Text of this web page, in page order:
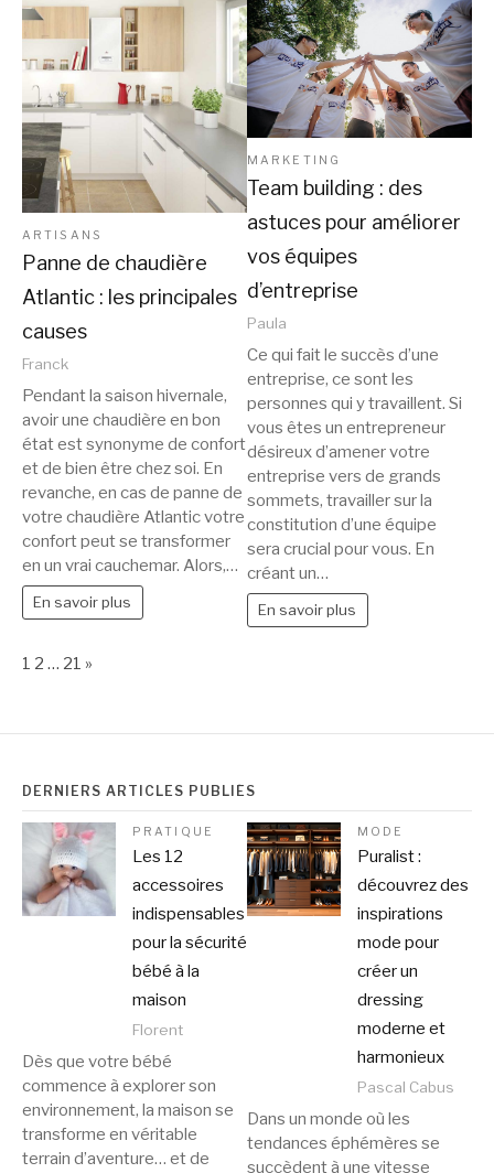
ARTISANS
Panne de chaudière
Atlantic : les principales
causes
Franck
Pendant la saison hivernale,
avoir une chaudière en bon
état est synonyme de confort
et de bien être chez soi. En
revanche, en cas de panne de
votre chaudière Atlantic votre
confort peut se transformer
en un vrai cauchemar. Alors,…
En savoir plus
MARKETING
Team building : des
astuces pour améliorer
vos équipes
d’entreprise
Paula
Ce qui fait le succès d’une
entreprise, ce sont les
personnes qui y travaillent. Si
vous êtes un entrepreneur
désireux d’amener votre
entreprise vers de grands
sommets, travailler sur la
constitution d’une équipe
sera crucial pour vous. En
créant un…
En savoir plus
Page:
1 2 … 21 Next
»
DERNIERS ARTICLES PUBLIÉS
PRATIQUE
Les 12
accessoires
indispensables
pour la sécurité
bébé à la
maison
Florent
Dès que votre bébé
commence à explorer son
environnement, la maison se
transforme en véritable
terrain d’aventure… et de
MODE
Puralist :
découvrez des
inspirations
mode pour
créer un
dressing
moderne et
harmonieux
Pascal Cabus
Dans un monde où les
tendances éphémères se
succèdent à une vitesse